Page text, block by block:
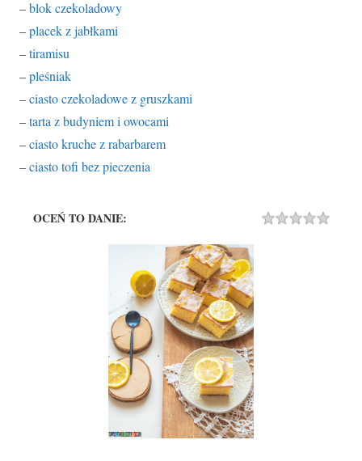
–blok czekoladowy
–placek z jabłkami
–tiramisu
–pleśniak
–ciasto czekoladowe z gruszkami
–tarta z budyniem i owocami
–ciasto kruche z rabarbarem
–ciasto tofi bez pieczenia
OCEŃ TO DANIE: Rating